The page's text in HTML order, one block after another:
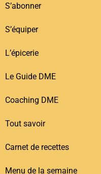
S’abonner
S’équiper
L’épicerie
Le Guide DME
Coaching DME
Tout savoir
Carnet de recettes
Menu de la semaine